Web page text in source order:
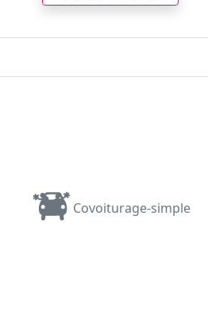
Covoiturage-simple